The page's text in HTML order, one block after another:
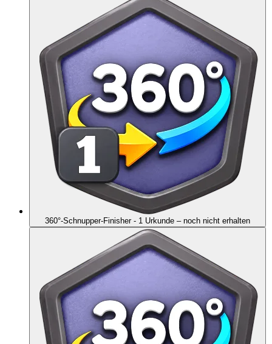
360°-Schnupper-Finisher - 1 Urkunde – noch nicht erhalten